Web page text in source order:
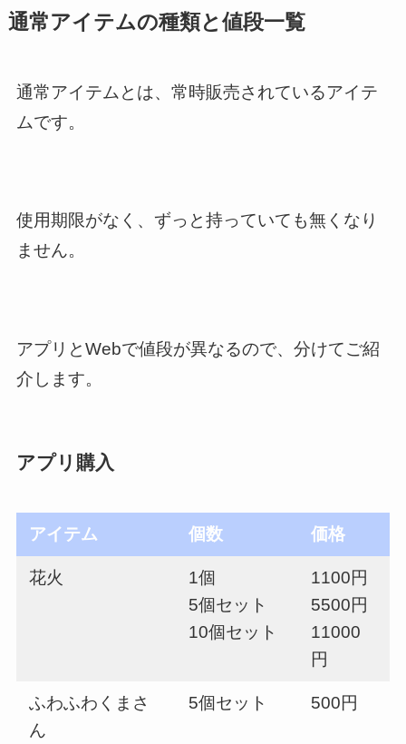
通常アイテムの種類と値段一覧
通常アイテムとは、常時販売されているアイテ
ムです。
使用期限がなく、ずっと持っていても無くなり
ません。
アプリとWebで値段が異なるので、分けてご紹
介します。
アプリ購入
アイテム 個数 価格
花火
1個
5個セット
10個セット
1100円
5500円
11000
円
ふわふわくまさ
ん
5個セット 500円